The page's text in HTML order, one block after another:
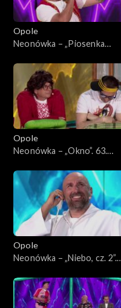
Opole
Neonówka – „Piosenka
kabaretu Neo-Nówka
Opole
Neonówka – „Okno”. 63.
Nówka
Opole
Neonówka – „Niebo, cz. 2”.
Neo-Nówka